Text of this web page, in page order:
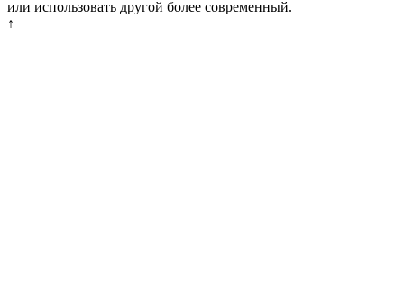
или использовать другой более современный.
↑